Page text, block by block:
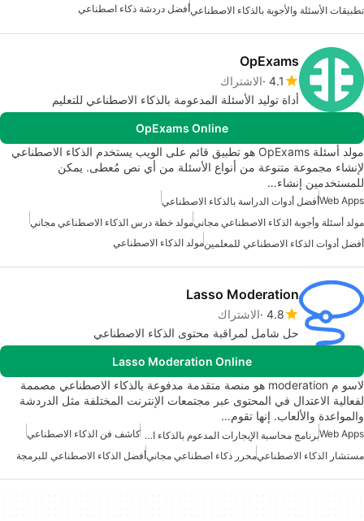
تطبيقات الأسئلة والأجوبة بالذكاء الاصطناعيأفضل دردشة ذكاء اصطناعي
OpExams
4.1 الاشتراك
أداة توليد الأسئلة المدعومة بالذكاء الاصطناعي للتعليم
OpExams Online
مولد أسئلة OpExams هو تطبيق قائم على الويب يستخدم الذكاء الاصطناعي
لإنشاء مجموعة متنوعة من أنواع الأسئلة من أي نص مُعطى. يمكن
للمستخدمين إنشاء…
Web Appsأفضل أدوات الدراسة بالذكاء الاصطناعي
مولد أسئلة وأجوبة الذكاء الاصطناعي مجانيمولد خطة درس الذكاء الاصطناعي مجاني
أفضل أدوات الذكاء الاصطناعي للمعلمينمولد الذكاء الاصطناعي
Lasso Moderation
4.8 الاشتراك
حل شامل لمراقبة محتوى الذكاء الاصطناعي
Lasso Moderation Online
لاسو م moderation هو منصة متقدمة مدفوعة بالذكاء الاصطناعي مصممة
لفعالية الاعتدال في المحتوى عبر مجتمعات الإنترنت المختلفة مثل الدردشة
والمواعدة والألعاب. إنها تقوم…
Web Apps برنامج محاسبة الإيجارات المدعوم بالذكاء الاصطناعي كاشف فن الذكاء الاصطناعي
مستشار الذكاء الاصطناعيمحرر ذكاء اصطناعي مجانيأفضل الذكاء الاصطناعي للبرمجة